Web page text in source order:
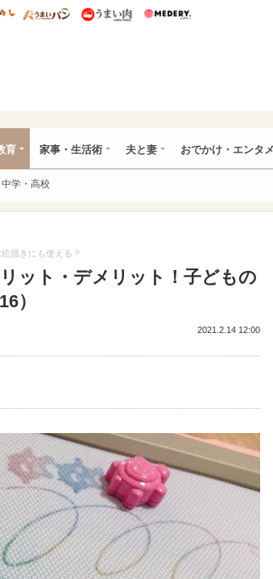
ズニー特集
うまいめし うまいパン うまい肉
育 家事・生活術 夫と妻 おでかけ・エンタメ
中学・高校
描きにも使える？
ット・デメリット！子どもの
）
2021.2.14 12:00